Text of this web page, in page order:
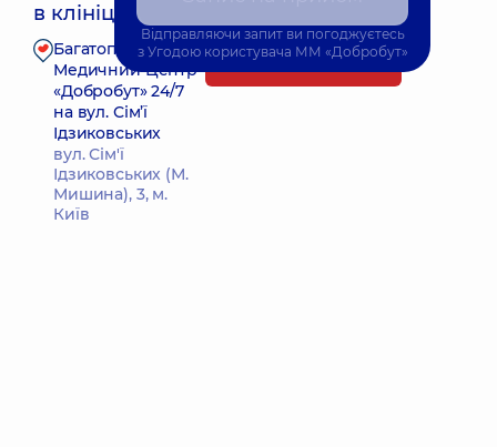
в клініці
Багатопрофільний
Медичний Центр
«Добробут» 24/7
на вул. Сім’ї
Ідзиковських
вул. Сім'ї
Ідзиковських (М.
Мишина), 3, м.
Київ
Запис до лікаря
Відправляючи запит ви погоджуєтесь
з Угодою користувача ММ «Добробут»